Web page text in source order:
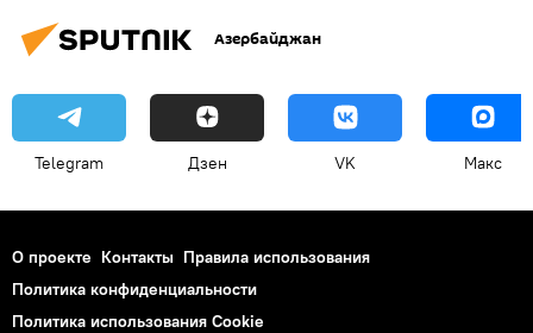
Азербайджан
Telegram Дзен VK Макс
О проекте Контакты Правила использования
Политика конфиденциальности
Политика использования Cookie